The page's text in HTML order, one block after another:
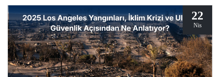
22
Nis